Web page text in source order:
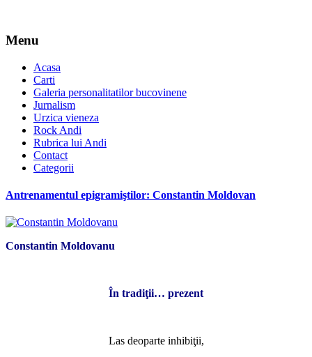
Menu
Acasa
Carti
Galeria personalitatilor bucovinene
Jurnalism
Urzica vieneza
Rock Andi
Rubrica lui Andi
Contact
Categorii
Antrenamentul epigramiştilor: Constantin Moldovan
Constantin Moldovanu
În tradiţii… prezent
Las deoparte inhibiţii,